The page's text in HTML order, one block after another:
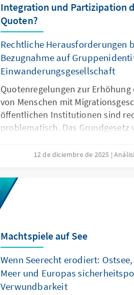
Integration und Partizipation
Quoten?
Rechtliche Herausforderungen
Bezugnahme auf
Einwanderungsgesellschaft
Quotenregelungen zur
von Menschen mit
öffentlichen Institutionen sind
problematisch. Das Grundgesetz
zugunsten von Menschen mit
Papier zeigt: Sonderregelungen
eingewanderte Menschen sind
sinnvoll. Später besteht die
12 de diciembre de 2025
Machtspiele auf See
Wenn Seerecht erodiert:
Meer und Europas
Verwundbarkeit